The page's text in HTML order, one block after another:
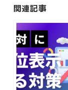
関連記事